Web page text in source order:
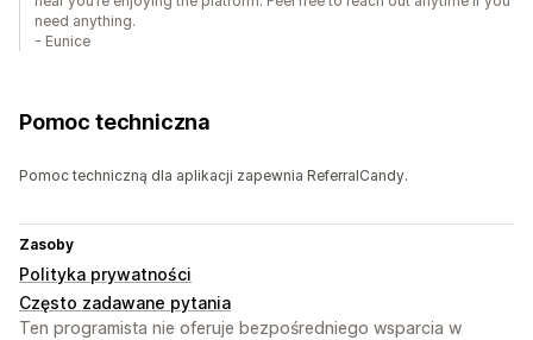
need anything.
- Eunice
Pomoc techniczna
Pomoc techniczną dla aplikacji zapewnia ReferralCandy.
Zasoby
Polityka prywatności
Często zadawane pytania
Ten programista nie oferuje bezpośredniego wsparcia w